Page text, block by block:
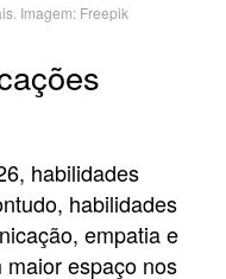
Imagem: Freepik
habilidades
habilidades
empatia e
espaço nos